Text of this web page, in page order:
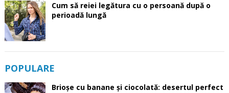
Cum să reiei legătura cu o persoană după o
perioadă lungă
POPULARE
Brioșe cu banane și ciocolată: desertul perfect